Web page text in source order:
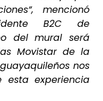
mencionó
B2C de
del mural será
Movistar de la
nos
esta experiencia